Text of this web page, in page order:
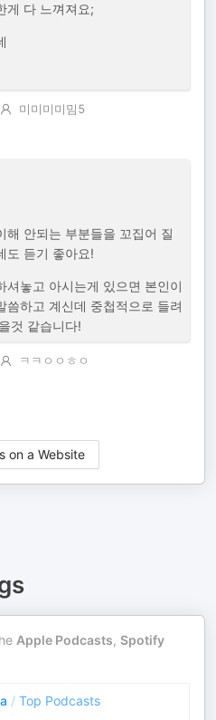
게 다 느껴져요;
미미미미밈5
해 안되는 부분들을 꼬집어 질
도 듣기 좋아요!
셔놓고 아시는게 있으면 본인이
씀하고 계신데 중첩적으로 들려
것 같습니다!
ㅋㅋㅇㅇㅎㅇ
on a Website
Apple Podcasts, Spotify
/ Top Podcasts